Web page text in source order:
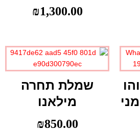
₪1,300.00
שמלת תחרה
מילאנו
₪850.00